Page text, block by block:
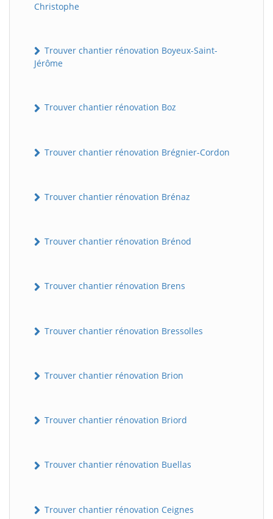
Christophe
Trouver chantier rénovation Boyeux-Saint-
Jérôme
Trouver chantier rénovation Boz
Trouver chantier rénovation Brégnier-Cordon
Trouver chantier rénovation Brénaz
Trouver chantier rénovation Brénod
Trouver chantier rénovation Brens
Trouver chantier rénovation Bressolles
Trouver chantier rénovation Brion
Trouver chantier rénovation Briord
Trouver chantier rénovation Buellas
Trouver chantier rénovation Ceignes